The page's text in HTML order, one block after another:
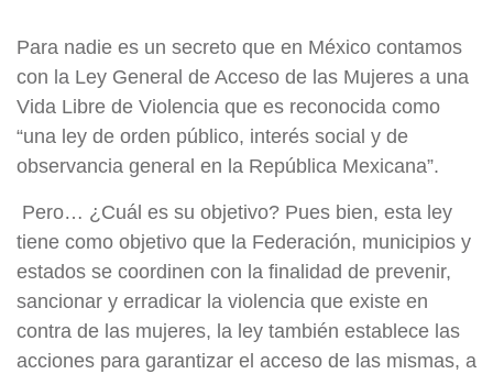
Para nadie es un secreto que en México contamos
con la Ley General de Acceso de las Mujeres a una
Vida Libre de Violencia que es reconocida como
“una ley de orden público, interés social y de
observancia general en la República Mexicana”.
Pero… ¿Cuál es su objetivo? Pues bien, esta ley
tiene como objetivo que la Federación, municipios y
estados se coordinen con la finalidad de prevenir,
sancionar y erradicar la violencia que existe en
contra de las mujeres, la ley también establece las
acciones para garantizar el acceso de las mismas, a